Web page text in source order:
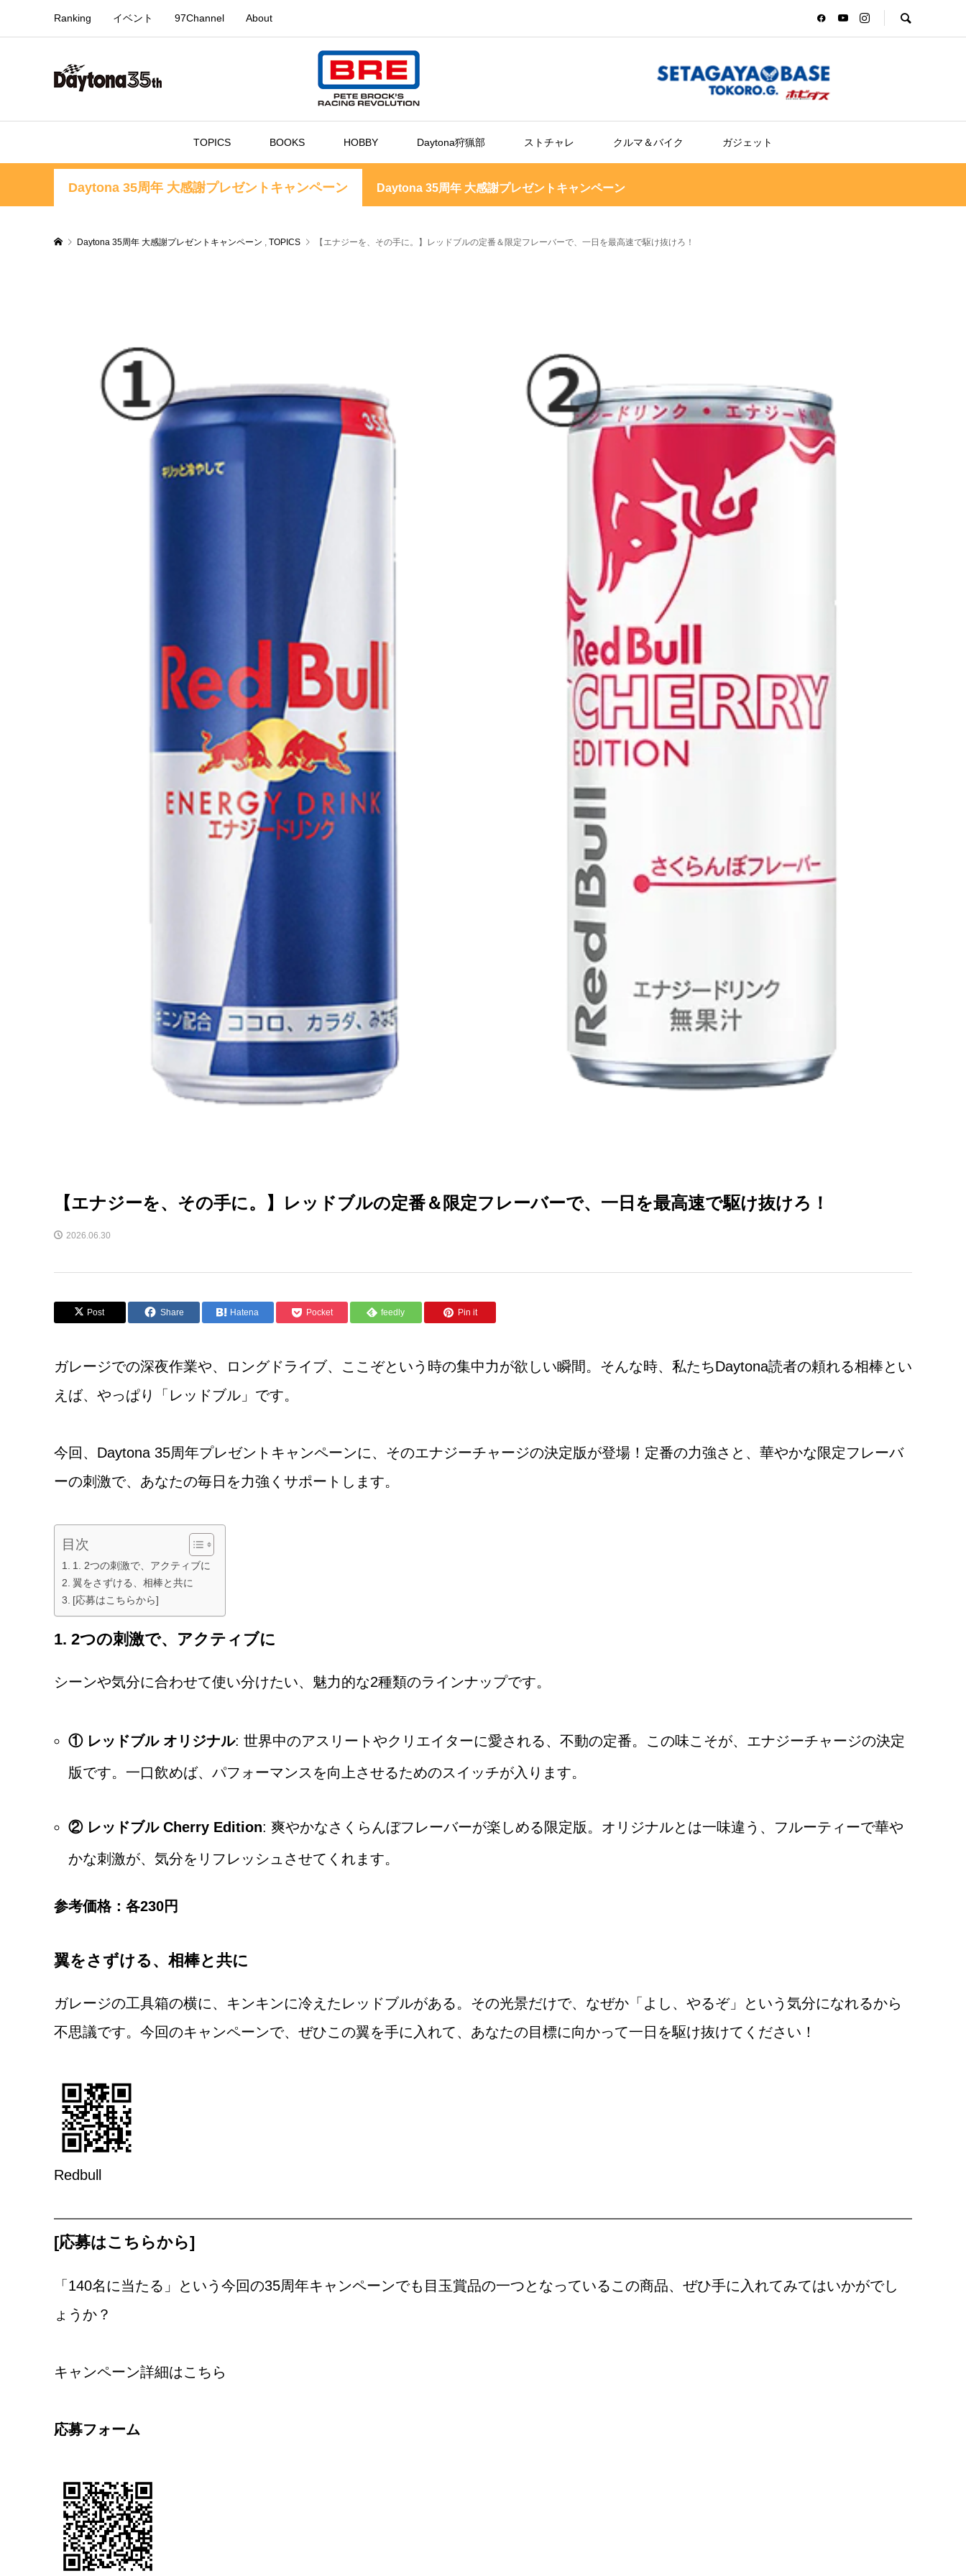
Ranking イベント 97Channel About
TOPICS BOOKS HOBBY Daytona狩猟部 ストチャレ クルマ＆バイク ガジェット
Daytona 35周年 大感謝プレゼントキャンペーン Daytona 35周年 大感謝プレゼントキャンペーン
Daytona 35周年 大感謝プレゼントキャンペーン , TOPICS 【エナジーを、その手に。】レッドブルの定番＆限定フレーバーで、一日を最高速で駆け抜けろ！
【エナジーを、その手に。】レッドブルの定番＆限定フレーバーで、一日を最高速で駆け抜けろ！
2026.06.30
Post Share Hatena Pocket feedly Pin it
ガレージでの深夜作業や、ロングドライブ、ここぞという時の集中力が欲しい瞬間。そんな時、私たちDaytona読者の頼れる相棒とい
えば、やっぱり「レッドブル」です。
今回、Daytona 35周年プレゼントキャンペーンに、そのエナジーチャージの決定版が登場！定番の力強さと、華やかな限定フレーバ
ーの刺激で、あなたの毎日を力強くサポートします。
目次
1. 2つの刺激で、アクティブに
翼をさずける、相棒と共に
[応募はこちらから]
1. 2つの刺激で、アクティブに
シーンや気分に合わせて使い分けたい、魅力的な2種類のラインナップです。
① レッドブル オリジナル: 世界中のアスリートやクリエイターに愛される、不動の定番。この味こそが、エナジーチャージの決定
版です。一口飲めば、パフォーマンスを向上させるためのスイッチが入ります。
② レッドブル Cherry Edition: 爽やかなさくらんぼフレーバーが楽しめる限定版。オリジナルとは一味違う、フルーティーで華や
かな刺激が、気分をリフレッシュさせてくれます。
参考価格：各230円
翼をさずける、相棒と共に
ガレージの工具箱の横に、キンキンに冷えたレッドブルがある。その光景だけで、なぜか「よし、やるぞ」という気分になれるから
不思議です。今回のキャンペーンで、ぜひこの翼を手に入れて、あなたの目標に向かって一日を駆け抜けてください！
Redbull
[応募はこちらから]
「140名に当たる」という今回の35周年キャンペーンでも目玉賞品の一つとなっているこの商品、ぜひ手に入れてみてはいかがでし
ょうか？
キャンペーン詳細はこちら
応募フォーム